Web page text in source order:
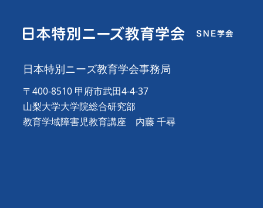
日本特別ニーズ教育学会事務局
〒400-8510 甲府市武田4-4-37
山梨大学大学院総合研究部
教育学域障害児教育講座 内藤 千尋